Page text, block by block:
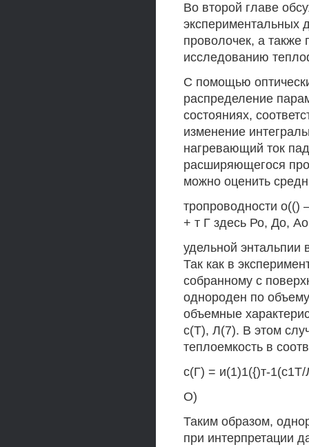
Во второй главе
экспериментальных
проволочек, а также
исследованию
С помощью
распределение
состояниях,
изменение
нагревающий ток
расширяющегося
можно оценить
тропроводности о(()
+ т Г здесь Ро, До,
удельной энтальпии
Так как в
собранному с
однороден по
объемные
с(Т), Л(7). В этом
теплоемкость в
с(Г) = и(1)1({)т-
О)
Таким образом,
при интерпретации